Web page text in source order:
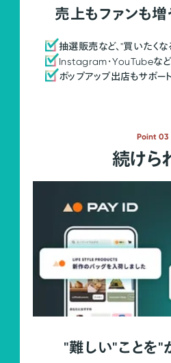
売上もファンも増
抽選販売など、"買いたく
Instagram・YouTubeなど
ポップアップ出店もサポート
Point 03
続けら
"難しい"ことを"